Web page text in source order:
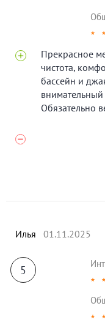
★ ★
Прекрасное
чистота,
бассейн и
Обязательно
Илья 01.11.2025
5
★ ★
★ ★